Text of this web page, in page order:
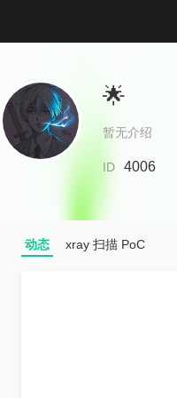
🌟
暂无介绍
ID 4006
动态 xray 扫描 PoC